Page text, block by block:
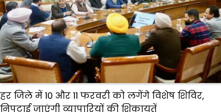
हर जिले में 10 और 11 फरवरी को लगेंगे विशेष शिविर,
निपटाई जाएंगी व्यापारियों की शिकायतें